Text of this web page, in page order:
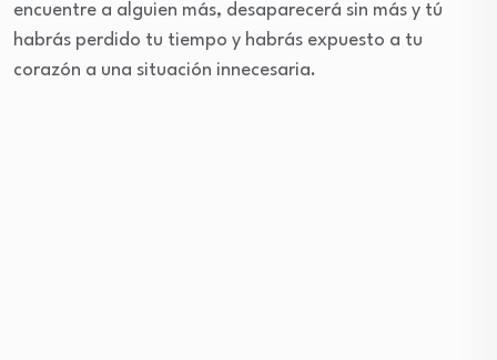
encuentre a alguien más, desaparecerá sin más y tú
habrás perdido tu tiempo y habrás expuesto a tu
corazón a una situación innecesaria.